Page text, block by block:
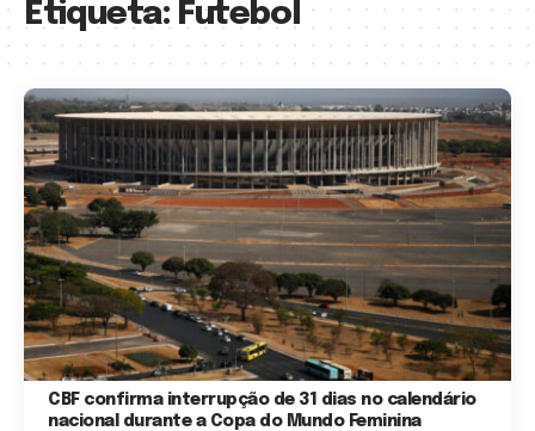
Etiqueta: Futebol
CBF confirma interrupção de 31 dias no calendário
nacional durante a Copa do Mundo Feminina